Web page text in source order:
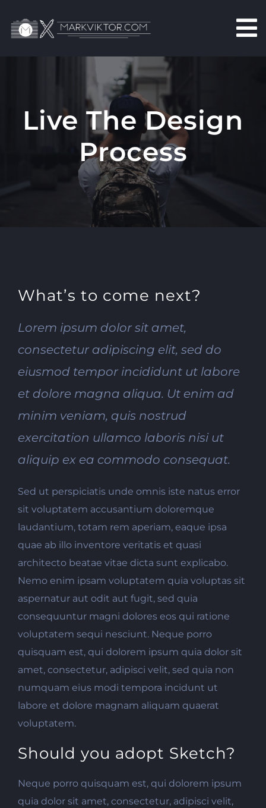
Live The Design
Process
What’s to come next?
Lorem ipsum dolor sit amet,
consectetur adipiscing elit, sed do
eiusmod tempor incididunt ut labore
et dolore magna aliqua. Ut enim ad
minim veniam, quis nostrud
exercitation ullamco laboris nisi ut
aliquip ex ea commodo consequat.
Sed ut perspiciatis unde omnis iste natus error
sit voluptatem accusantium doloremque
laudantium, totam rem aperiam, eaque ipsa
quae ab illo inventore veritatis et quasi
architecto beatae vitae dicta sunt explicabo.
Nemo enim ipsam voluptatem quia voluptas sit
aspernatur aut odit aut fugit, sed quia
consequuntur magni dolores eos qui ratione
voluptatem sequi nesciunt. Neque porro
quisquam est, qui dolorem ipsum quia dolor sit
amet, consectetur, adipisci velit, sed quia non
numquam eius modi tempora incidunt ut
labore et dolore magnam aliquam quaerat
voluptatem.
Should you adopt Sketch?
Neque porro quisquam est, qui dolorem ipsum
quia dolor sit amet, consectetur, adipisci velit,